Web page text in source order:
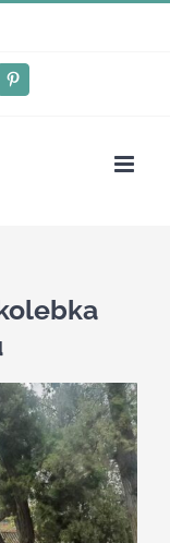
Pinterest